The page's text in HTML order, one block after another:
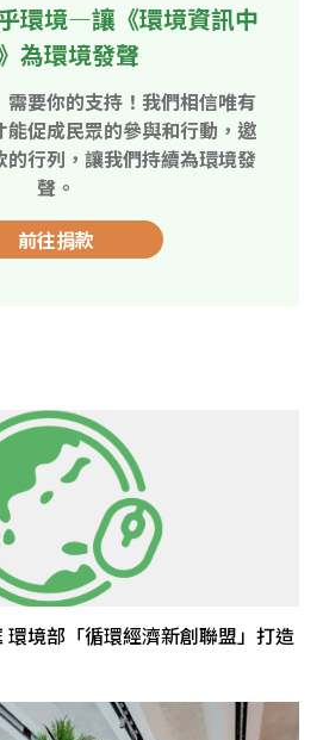
環境—讓《環境資訊中
為環境發聲
需要你的支持！我們相信唯有
能促成民眾的參與和行動，邀
的行列，讓我們持續為環境發
聲。
前往捐款
境部「循環經濟新創聯盟」打造